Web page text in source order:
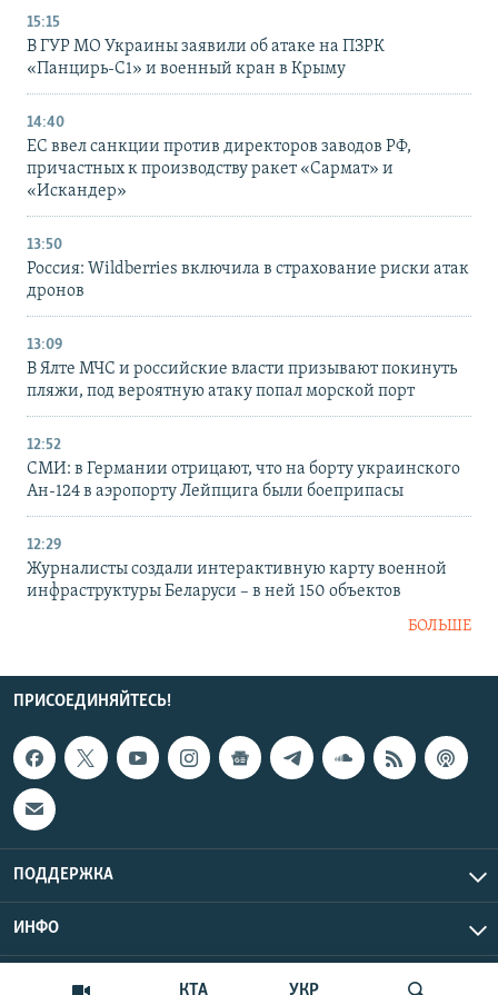
КТА УКР
15:15
В ГУР МО Украины заявили об атаке на ПЗРК
«Панцирь-С1» и военный кран в Крыму
14:40
ЕС ввел санкции против директоров заводов РФ,
причастных к производству ракет «Сармат» и
«Искандер»
13:50
Россия: Wildberries включила в страхование риски атак
дронов
13:09
В Ялте МЧС и российские власти призывают покинуть
пляжи, под вероятную атаку попал морской порт
12:52
СМИ: в Германии отрицают, что на борту украинского
Ан-124 в аэропорту Лейпцига были боеприпасы
12:29
Журналисты создали интерактивную карту военной
инфраструктуры Беларуси – в ней 150 объектов
БОЛЬШЕ
ПРИСОЕДИНЯЙТЕСЬ!
ПОДДЕРЖКА
ИНФО
Copyright Крым.Реалии, 2026 | Все права защищены.
UTC+3